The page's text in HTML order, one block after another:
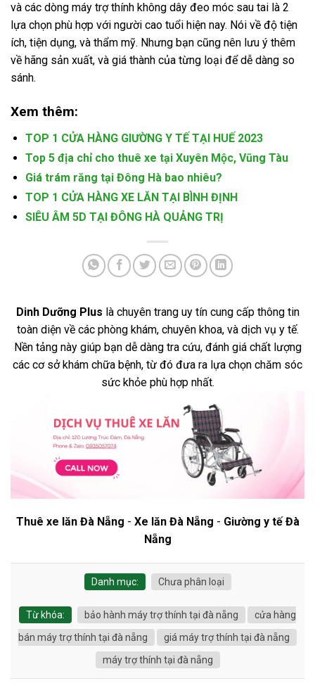
và các dòng máy trợ thính không dây đeo móc sau tai là 2
lựa chọn phù hợp với người cao tuổi hiện nay. Nói về độ tiện
ích, tiện dụng, và thẩm mỹ. Nhưng bạn cũng nên lưu ý thêm
về hãng sản xuất, và giá thành của từng loại để dễ dàng so
sánh.
Xem thêm:
TOP 1 CỬA HÀNG GIƯỜNG Y TẾ TẠI HUẾ 2023
Top 5 địa chỉ cho thuê xe tại Xuyên Mộc, Vũng Tàu
Giá trám răng tại Đông Hà bao nhiêu?
TOP 1 CỬA HÀNG XE LĂN TẠI BÌNH ĐỊNH
SIÊU ÂM 5D TẠI ĐÔNG HÀ QUẢNG TRỊ
Dinh Dưỡng Plus là chuyên trang uy tín cung cấp thông tin
toàn diện về các phòng khám, chuyên khoa, và dịch vụ y tế.
Nền tảng này giúp bạn dễ dàng tra cứu, đánh giá chất lượng
các cơ sở khám chữa bệnh, từ đó đưa ra lựa chọn chăm sóc
sức khỏe phù hợp nhất.
Thuê xe lăn Đà Nẵng - Xe lăn Đà Nẵng - Giường y tế Đà
Nẵng
Danh mục: Chưa phân loại
Từ khóa: bảo hành máy trợ thính tại đà nẵng
cửa hàng
bán máy trợ thính tại đà nẵng
giá máy trợ thính tại đà nẵng
máy trợ thính tại đà nẵng